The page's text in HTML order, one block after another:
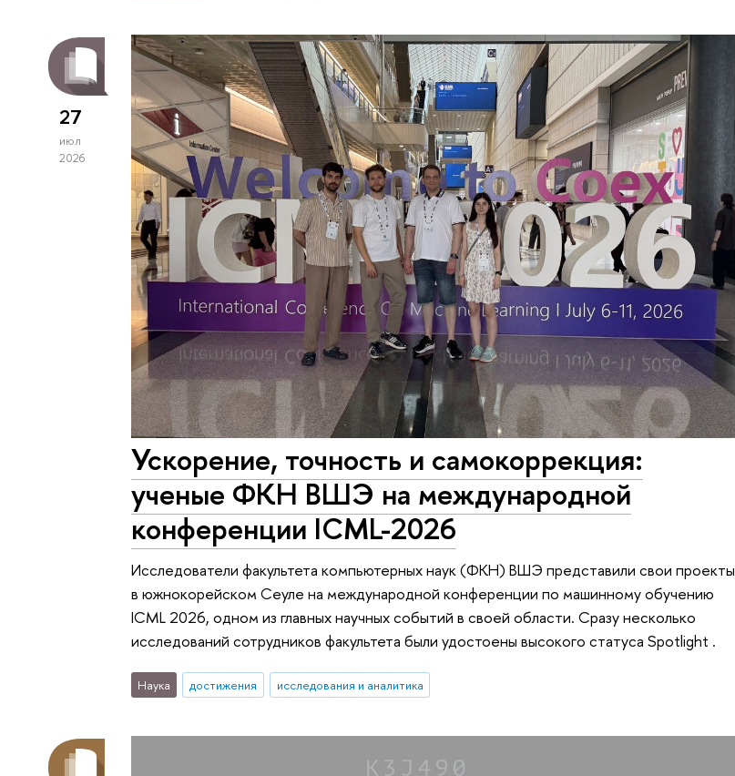
27
июл
2026
Ускорение, точность и самокоррекция:
ученые ФКН ВШЭ на международной
конференции ICML-2026
Исследователи факультета компьютерных наук (ФКН) ВШЭ представили свои проекты
в южнокорейском Сеуле на международной конференции по машинному обучению
ICML 2026, одном из главных научных событий в своей области. Сразу несколько
исследований сотрудников факультета были удостоены высокого статуса Spotlight .
Наука достижения исследования и аналитика